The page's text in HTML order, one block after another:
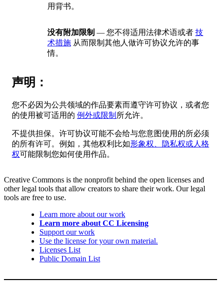
用背书。
没有附加限制 — 您不得适用法律术语或者 技
术措施 从而限制其他人做许可协议允许的事
情。
声明：
您不必因为公共领域的作品要素而遵守许可协议，或者您
的使用被可适用的 例外或限制 所允许。
不提供担保。许可协议可能不会给与您意图使用的所必须
的所有许可。例如，其他权利比如形象权、隐私权或人格
权可能限制您如何使用作品。
Creative Commons is the nonprofit behind the open licenses and
other legal tools that allow creators to share their work. Our legal
tools are free to use.
Learn more about our work
Learn more about CC Licensing
Support our work
Use the license for your own material.
Licenses List
Public Domain List